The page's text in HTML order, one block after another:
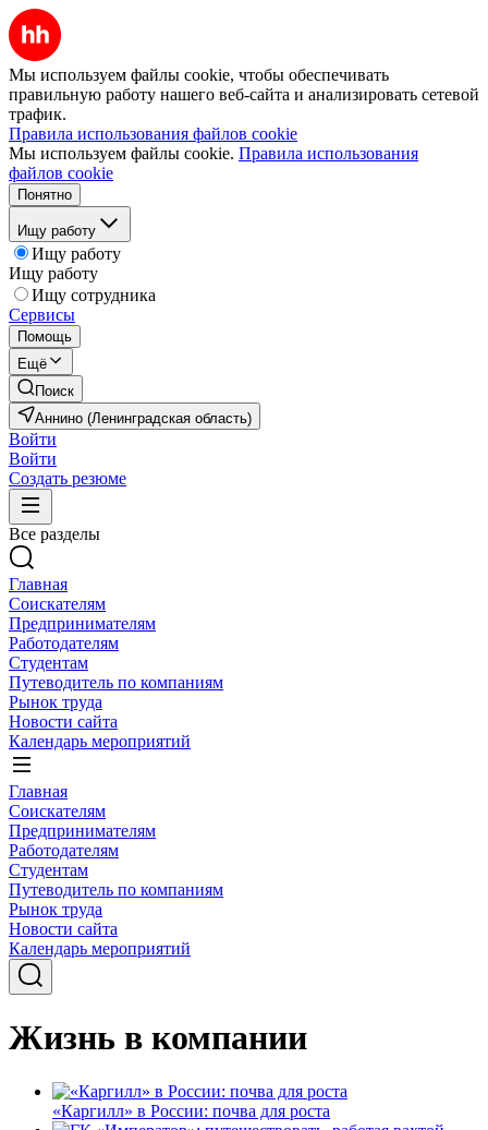
Мы используем файлы cookie, чтобы обеспечивать
правильную работу нашего веб-сайта и анализировать сетевой
трафик.
Правила использования файлов cookie
Мы используем файлы cookie. Правила использования
файлов cookie
Понятно
Ищу работу
Ищу работу
Ищу работу
Ищу сотрудника
Сервисы
Помощь
Ещё
Поиск
Аннино (Ленинградская область)
Войти
Войти
Создать резюме
Все разделы
Главная
Соискателям
Предпринимателям
Работодателям
Студентам
Путеводитель по компаниям
Рынок труда
Новости сайта
Календарь мероприятий
Главная
Соискателям
Предпринимателям
Работодателям
Студентам
Путеводитель по компаниям
Рынок труда
Новости сайта
Календарь мероприятий
Жизнь в компании
«Каргилл» в России: почва для роста